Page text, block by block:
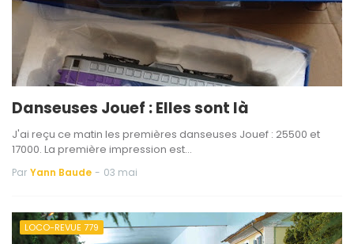
Danseuses Jouef : Elles sont là
J'ai reçu ce matin les premières danseuses Jouef : 25500 et
17000. La première impression est…
Par Yann Baude - 03 mai
LOCO-REVUE 779